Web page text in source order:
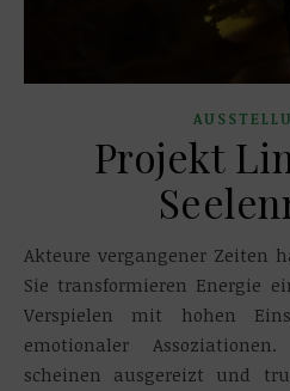
Projekt
Akteure vergangener Zeiten hauchen durch den Raum.
Sie transformieren Energie
Verspielen mit hohen
emotionaler
scheinen ausgereizt und